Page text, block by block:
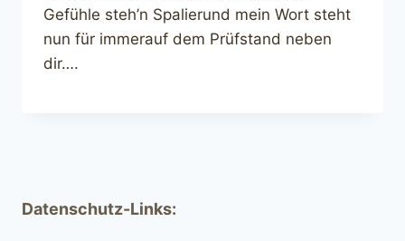
Gefühle steh’n Spalierund mein Wort steht
nun für immerauf dem Prüfstand neben
dir….
Datenschutz-Links: